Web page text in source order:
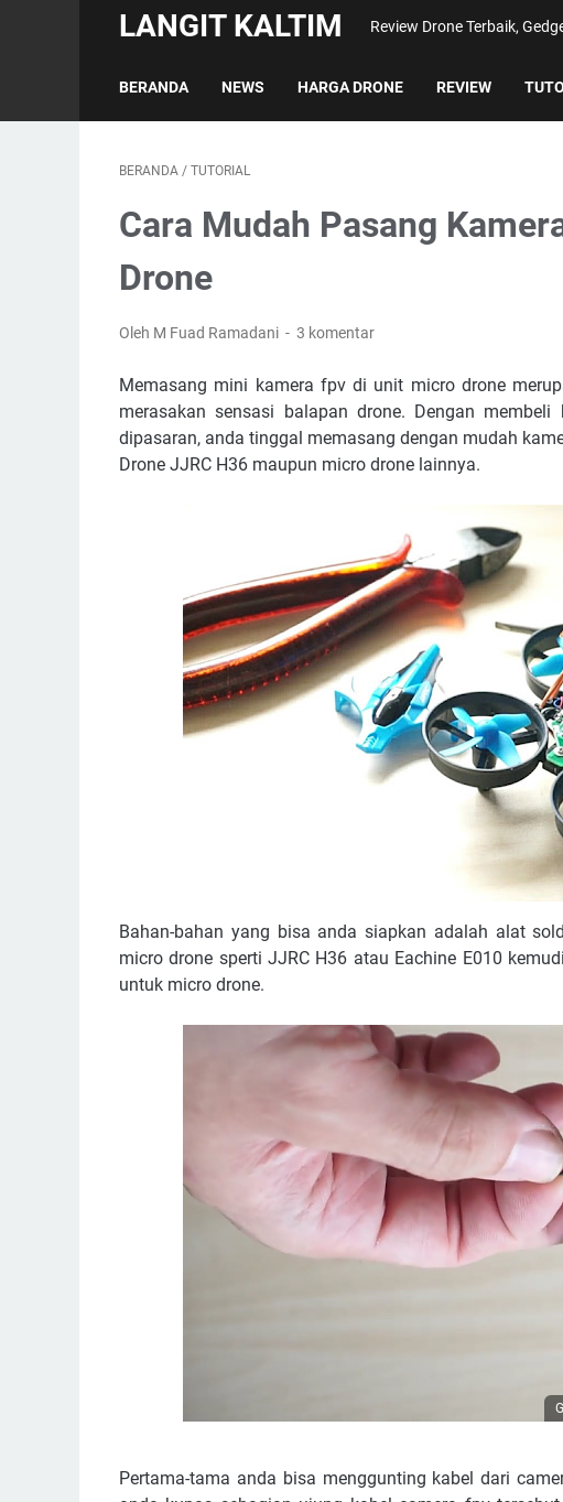
LANGIT KALTIM Review Drone Terbaik,
BERANDA NEWS HARGA DRONE REVIEW
BERANDA / TUTORIAL
Cara Mudah Pasang
Drone
Oleh M Fuad Ramadani 3 komentar
Memasang mini kamera fpv di unit micro drone
merasakan sensasi balapan drone. Dengan
dipasaran, anda tinggal memasang dengan mudah
Drone JJRC H36 maupun micro drone lainnya.
Bahan-bahan yang bisa anda siapkan adalah alat
micro drone sperti JJRC H36 atau Eachine E010
untuk micro drone.
Pertama-tama anda bisa menggunting kabel dari